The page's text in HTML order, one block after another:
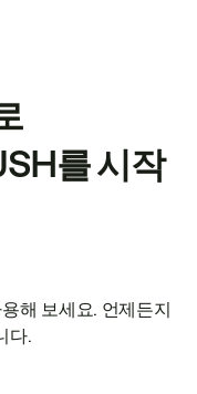
를 시작
해 보세요. 언제든지
다.